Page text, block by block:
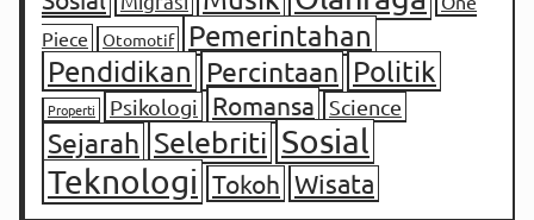
Piece
Otomotif
Pemerintahan
Pendidikan Percintaan Politik
Properti Psikologi Romansa Science
Sejarah Selebriti Sosial
Teknologi Tokoh Wisata